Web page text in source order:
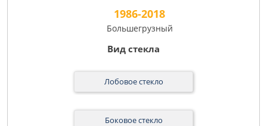
1986-2018
Большегрузный
Лобовое стекло
Боковое стекло